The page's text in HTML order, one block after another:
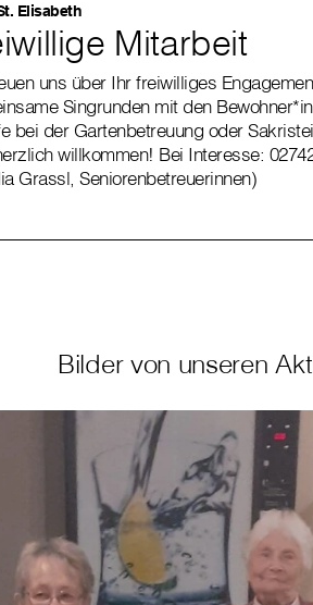
Elisabeth
Mitarbeit
uns über Ihr freiwilliges
Singrunden mit den
bei der Gartenbetreuung oder
willkommen! Bei Interesse:
Grassl, Seniorenbetreuerinnen)
Bilder von unseren